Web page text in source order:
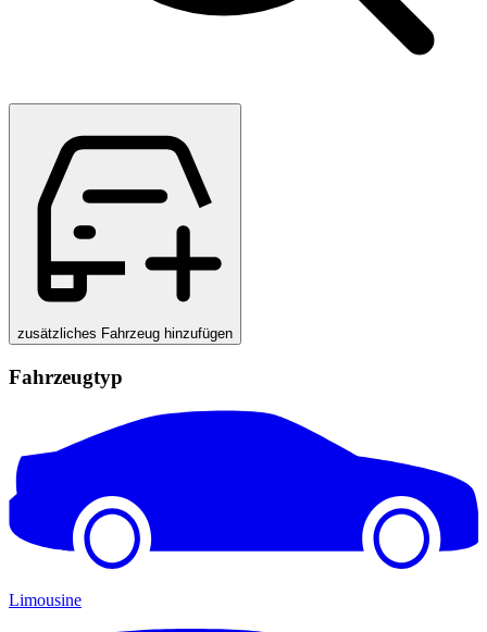
zusätzliches Fahrzeug hinzufügen
Fahrzeugtyp
Limousine